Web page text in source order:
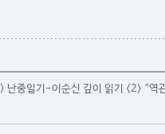
난중일기-이순신 깊이 읽기 <2> “역